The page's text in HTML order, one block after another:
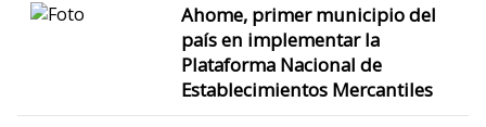
Ahome, primer municipio del
país en implementar la
Plataforma Nacional de
Establecimientos Mercantiles